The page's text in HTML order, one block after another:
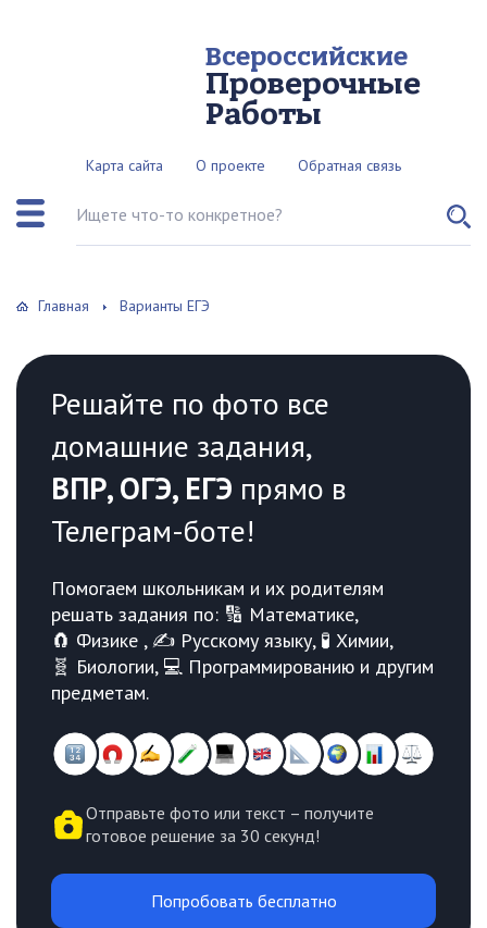
Всероссийские
Проверочные
Работы
Карта сайта О проекте Обратная связь
Поиск по сайту
Главная Варианты ЕГЭ
Решайте по фото все
домашние задания,
ВПР, ОГЭ, ЕГЭ прямо в
Телеграм-боте!
Помогаем школьникам и их родителям
решать задания по: 🔢 Математике,
🧲 Физике , ✍️ Русскому языку, 🧪 Химии,
🧬 Биологии, 💻 Программированию и другим
предметам.
Отправьте фото или текст – получите
готовое решение за 30 секунд!
Попробовать бесплатно